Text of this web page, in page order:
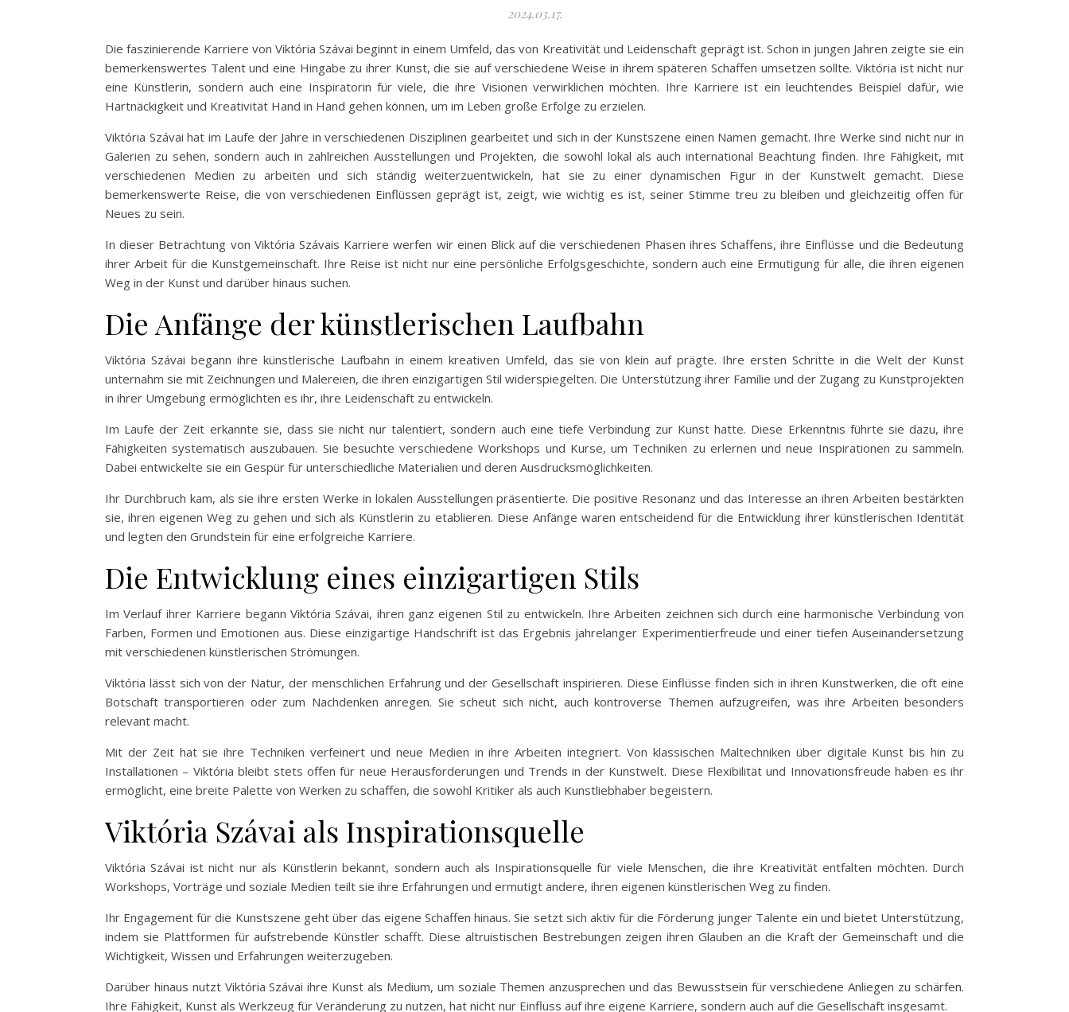
2024.03.17.
Die faszinierende Karriere von Viktória Szávai beginnt in einem Umfeld, das von Kreativität und Leidenschaft geprägt ist. Schon in jungen Jahren zeigte sie ein
bemerkenswertes Talent und eine Hingabe zu ihrer Kunst, die sie auf verschiedene Weise in ihrem späteren Schaffen umsetzen sollte. Viktória ist nicht nur
eine Künstlerin, sondern auch eine Inspiratorin für viele, die ihre Visionen verwirklichen möchten. Ihre Karriere ist ein leuchtendes Beispiel dafür, wie
Hartnäckigkeit und Kreativität Hand in Hand gehen können, um im Leben große Erfolge zu erzielen.
Viktória Szávai hat im Laufe der Jahre in verschiedenen Disziplinen gearbeitet und sich in der Kunstszene einen Namen gemacht. Ihre Werke sind nicht nur in
Galerien zu sehen, sondern auch in zahlreichen Ausstellungen und Projekten, die sowohl lokal als auch international Beachtung finden. Ihre Fähigkeit, mit
verschiedenen Medien zu arbeiten und sich ständig weiterzuentwickeln, hat sie zu einer dynamischen Figur in der Kunstwelt gemacht. Diese
bemerkenswerte Reise, die von verschiedenen Einflüssen geprägt ist, zeigt, wie wichtig es ist, seiner Stimme treu zu bleiben und gleichzeitig offen für
Neues zu sein.
In dieser Betrachtung von Viktória Szávais Karriere werfen wir einen Blick auf die verschiedenen Phasen ihres Schaffens, ihre Einflüsse und die Bedeutung
ihrer Arbeit für die Kunstgemeinschaft. Ihre Reise ist nicht nur eine persönliche Erfolgsgeschichte, sondern auch eine Ermutigung für alle, die ihren eigenen
Weg in der Kunst und darüber hinaus suchen.
Die Anfänge der künstlerischen Laufbahn
Viktória Szávai begann ihre künstlerische Laufbahn in einem kreativen Umfeld, das sie von klein auf prägte. Ihre ersten Schritte in die Welt der Kunst
unternahm sie mit Zeichnungen und Malereien, die ihren einzigartigen Stil widerspiegelten. Die Unterstützung ihrer Familie und der Zugang zu Kunstprojekten
in ihrer Umgebung ermöglichten es ihr, ihre Leidenschaft zu entwickeln.
Im Laufe der Zeit erkannte sie, dass sie nicht nur talentiert, sondern auch eine tiefe Verbindung zur Kunst hatte. Diese Erkenntnis führte sie dazu, ihre
Fähigkeiten systematisch auszubauen. Sie besuchte verschiedene Workshops und Kurse, um Techniken zu erlernen und neue Inspirationen zu sammeln.
Dabei entwickelte sie ein Gespür für unterschiedliche Materialien und deren Ausdrucksmöglichkeiten.
Ihr Durchbruch kam, als sie ihre ersten Werke in lokalen Ausstellungen präsentierte. Die positive Resonanz und das Interesse an ihren Arbeiten bestärkten
sie, ihren eigenen Weg zu gehen und sich als Künstlerin zu etablieren. Diese Anfänge waren entscheidend für die Entwicklung ihrer künstlerischen Identität
und legten den Grundstein für eine erfolgreiche Karriere.
Die Entwicklung eines einzigartigen Stils
Im Verlauf ihrer Karriere begann Viktória Szávai, ihren ganz eigenen Stil zu entwickeln. Ihre Arbeiten zeichnen sich durch eine harmonische Verbindung von
Farben, Formen und Emotionen aus. Diese einzigartige Handschrift ist das Ergebnis jahrelanger Experimentierfreude und einer tiefen Auseinandersetzung
mit verschiedenen künstlerischen Strömungen.
Viktória lässt sich von der Natur, der menschlichen Erfahrung und der Gesellschaft inspirieren. Diese Einflüsse finden sich in ihren Kunstwerken, die oft eine
Botschaft transportieren oder zum Nachdenken anregen. Sie scheut sich nicht, auch kontroverse Themen aufzugreifen, was ihre Arbeiten besonders
relevant macht.
Mit der Zeit hat sie ihre Techniken verfeinert und neue Medien in ihre Arbeiten integriert. Von klassischen Maltechniken über digitale Kunst bis hin zu
Installationen – Viktória bleibt stets offen für neue Herausforderungen und Trends in der Kunstwelt. Diese Flexibilität und Innovationsfreude haben es ihr
ermöglicht, eine breite Palette von Werken zu schaffen, die sowohl Kritiker als auch Kunstliebhaber begeistern.
Viktória Szávai als Inspirationsquelle
Viktória Szávai ist nicht nur als Künstlerin bekannt, sondern auch als Inspirationsquelle für viele Menschen, die ihre Kreativität entfalten möchten. Durch
Workshops, Vorträge und soziale Medien teilt sie ihre Erfahrungen und ermutigt andere, ihren eigenen künstlerischen Weg zu finden.
Ihr Engagement für die Kunstszene geht über das eigene Schaffen hinaus. Sie setzt sich aktiv für die Förderung junger Talente ein und bietet Unterstützung,
indem sie Plattformen für aufstrebende Künstler schafft. Diese altruistischen Bestrebungen zeigen ihren Glauben an die Kraft der Gemeinschaft und die
Wichtigkeit, Wissen und Erfahrungen weiterzugeben.
Darüber hinaus nutzt Viktória Szávai ihre Kunst als Medium, um soziale Themen anzusprechen und das Bewusstsein für verschiedene Anliegen zu schärfen.
Ihre Fähigkeit, Kunst als Werkzeug für Veränderung zu nutzen, hat nicht nur Einfluss auf ihre eigene Karriere, sondern auch auf die Gesellschaft insgesamt.